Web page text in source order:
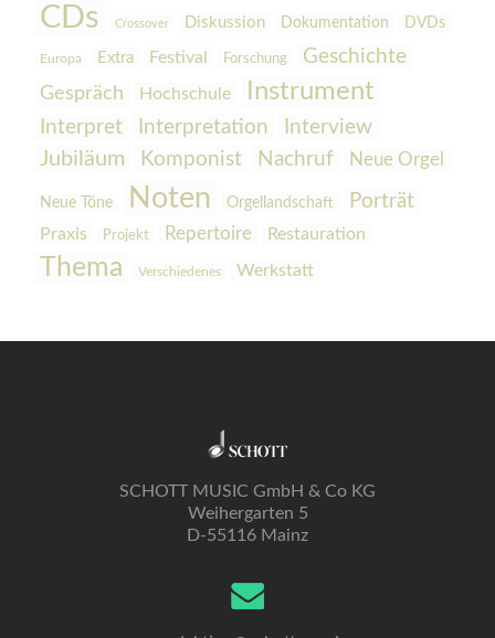
CDs Crossover Diskussion Dokumentation DVDs
Europa Extra Festival Forschung Geschichte
Gespräch Hochschule Instrument
Interpret Interpretation
Interview
Jubiläum
Komponist Nachruf Neue Orgel
Neue Töne Noten Orgellandschaft Porträt
Praxis Projekt Repertoire Restauration
Thema Verschiedenes Werkstatt
SCHOTT MUSIC GmbH & Co KG
Weihergarten 5
D-55116 Mainz